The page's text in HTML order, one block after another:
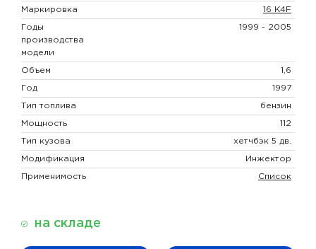
Маркировка 16 K4F
Годы
производства
модели
1999 - 2005
Объем 1,6
Год 1997
Тип топлива бензин
Мощность 112
Тип кузова хетчбэк 5 дв.
Модификация Инжектор
Применимость Список
на складе